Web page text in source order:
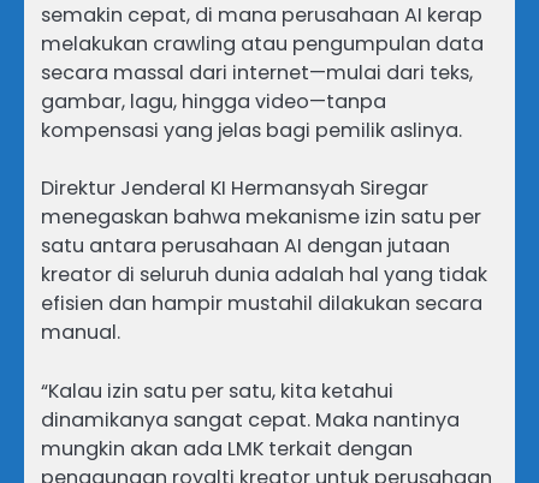
semakin cepat, di mana perusahaan AI kerap
melakukan crawling atau pengumpulan data
secara massal dari internet—mulai dari teks,
gambar, lagu, hingga video—tanpa
kompensasi yang jelas bagi pemilik aslinya.
Direktur Jenderal KI Hermansyah Siregar
menegaskan bahwa mekanisme izin satu per
satu antara perusahaan AI dengan jutaan
kreator di seluruh dunia adalah hal yang tidak
efisien dan hampir mustahil dilakukan secara
manual.
“Kalau izin satu per satu, kita ketahui
dinamikanya sangat cepat. Maka nantinya
mungkin akan ada LMK terkait dengan
penggunaan royalti kreator untuk perusahaan